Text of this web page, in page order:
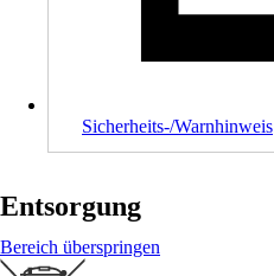
Sicherheits-/Warnhinweis
Entsorgung
Bereich überspringen